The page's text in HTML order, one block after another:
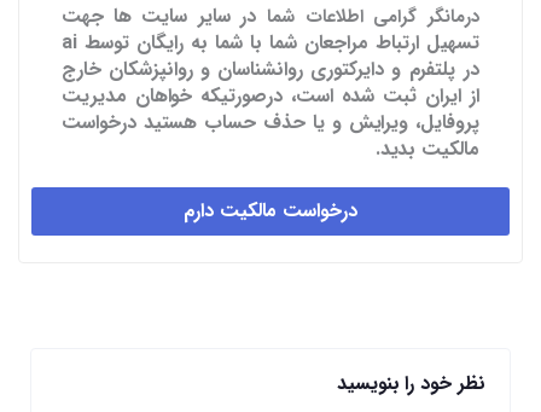
درمانگر گرامی اطلاعات شما در سایر سایت ها جهت
تسهیل ارتباط مراجعان شما با شما به رایگان توسط ai
در پلتفرم و دایرکتوری روانشناسان و روانپزشکان خارج
از ایران ثبت شده است، درصورتیکه خواهان مدیریت
پروفایل، ویرایش و یا حذف حساب هستید درخواست
مالکیت بدید.
درخواست مالکیت دارم
نظر خود را بنویسید